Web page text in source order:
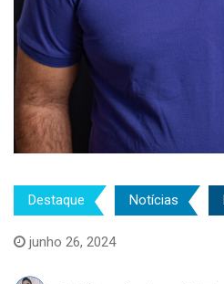
Destaque Notícias
junho 26, 2024